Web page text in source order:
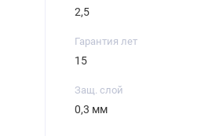
2,5
Гарантия лет
15
Защ. слой
0,3 мм